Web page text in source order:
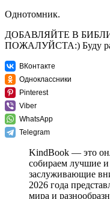
Однотомник.
ДОБАВЛЯЙТЕ В
ПОЖАЛУЙСТА:) Буду
ВКонтакте
Одноклассники
Pinterest
Viber
WhatsApp
Telegram
KindBook — это
собираем лучшие
заслуживающие
2026 года
мира и